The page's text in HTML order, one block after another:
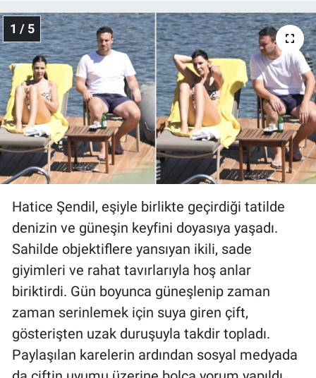
1 / 5
Hatice Şendil, eşiyle birlikte geçirdiği tatilde
denizin ve güneşin keyfini doyasıya yaşadı.
Sahilde objektiflere yansıyan ikili, sade
giyimleri ve rahat tavırlarıyla hoş anlar
biriktirdi. Gün boyunca güneşlenip zaman
zaman serinlemek için suya giren çift,
gösterişten uzak duruşuyla takdir topladı.
Paylaşılan karelerin ardından sosyal medyada